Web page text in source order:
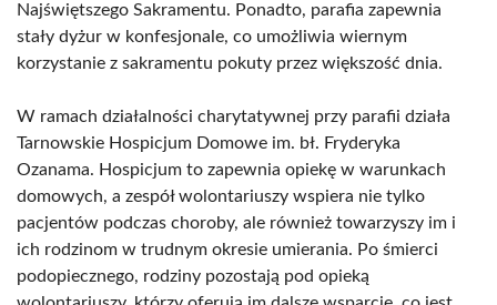
Najświętszego Sakramentu. Ponadto, parafia zapewnia
stały dyżur w konfesjonale, co umożliwia wiernym
korzystanie z sakramentu pokuty przez większość dnia.
W ramach działalności charytatywnej przy parafii działa
Tarnowskie Hospicjum Domowe im. bł. Fryderyka
Ozanama. Hospicjum to zapewnia opiekę w warunkach
domowych, a zespół wolontariuszy wspiera nie tylko
pacjentów podczas choroby, ale również towarzyszy im i
ich rodzinom w trudnym okresie umierania. Po śmierci
podopiecznego, rodziny pozostają pod opieką